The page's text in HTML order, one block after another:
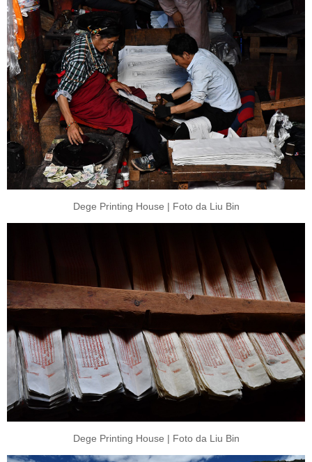
Dege Printing House | Foto da Liu Bin
Dege Printing House | Foto da Liu Bin